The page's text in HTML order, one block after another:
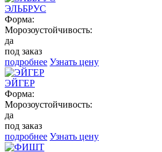
ЭЛЬБРУС
Форма:
Морозоустойчивость:
да
под заказ
подробнее Узнать цену
ЭЙГЕР
Форма:
Морозоустойчивость:
да
под заказ
подробнее Узнать цену